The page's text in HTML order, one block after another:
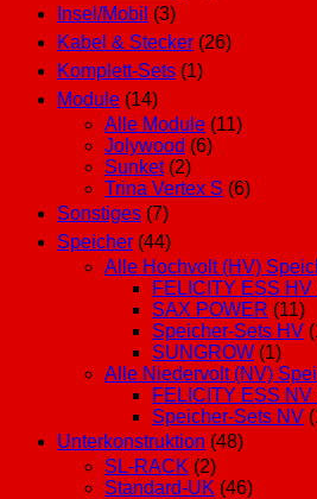
Insel/Mobil (3)
Kabel & Stecker (26)
Komplett-Sets (1)
Module (14)
Alle Module (11)
Jolywood (6)
Sunket (2)
Trina Vertex S (6)
Sonstiges (7)
Speicher (44)
Alle Hochvolt (HV)
FELICITY ESS
SAX POWER (11)
Speicher-Sets HV
SUNGROW (1)
Alle Niedervolt (NV)
FELICITY ESS
Speicher-Sets NV
Unterkonstruktion (48)
SL-RACK (2)
Standard-UK (46)